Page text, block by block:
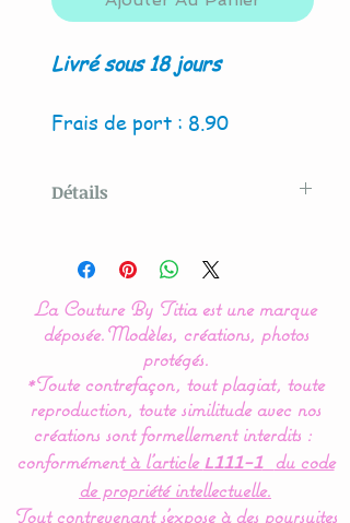
Livré sous 18 jours
Frais de port : 8.90
Détails
Couture By Titia
Le tour de Lit est composé
de 3 coussins ( 60 x 45 cm)
: 1 pour la tête de lit et 2
autres pour les côtés.
Idéal pour les lits bébés de
La Couture By Titia est une marque
déposée.Modèles, créations, photos
protégés.
*Toute contrefaçon, tout plagiat, toute
reproduction, toute similitude avec nos
créations sont formellement interdits :
conformémentà l’article L111-1
du code
de propriété intellectuelle.
Tout contrevenant s'expose à des poursuites